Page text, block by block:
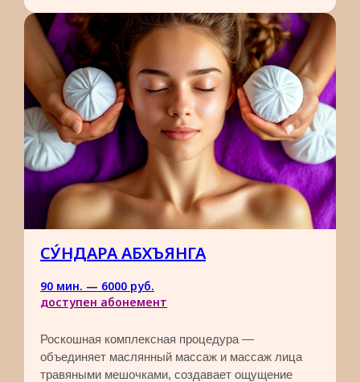
СУ́НДАРА АБХЪЯНГА
90 мин. — 6000 руб.​
доступен абонемент
Роскошная комплексная процедура —
объединяет маслянный массаж и массаж лица
травяными мешочками, создавает ощущение